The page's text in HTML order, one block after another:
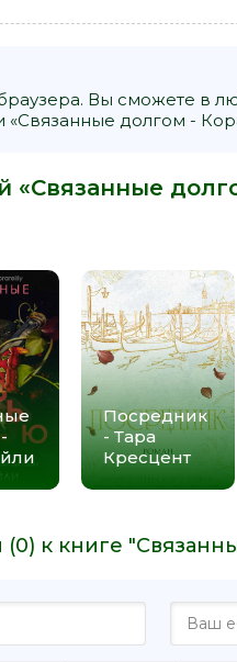
Вы сможете в
долгом -
«Связанные
Посредник
- Тара
Кресцент
к книге